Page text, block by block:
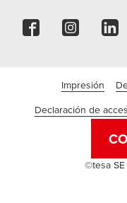
Impresión
Declaración de
©tesa SE